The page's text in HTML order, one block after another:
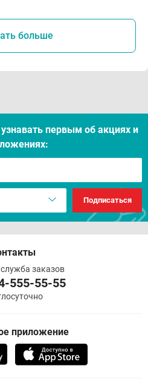
больше
первым об акцияx и
Подписаться
заказов
555-55-55
приложение